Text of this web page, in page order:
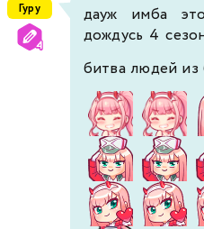
Гуру
дауж имба
дождусь 4
битва людей